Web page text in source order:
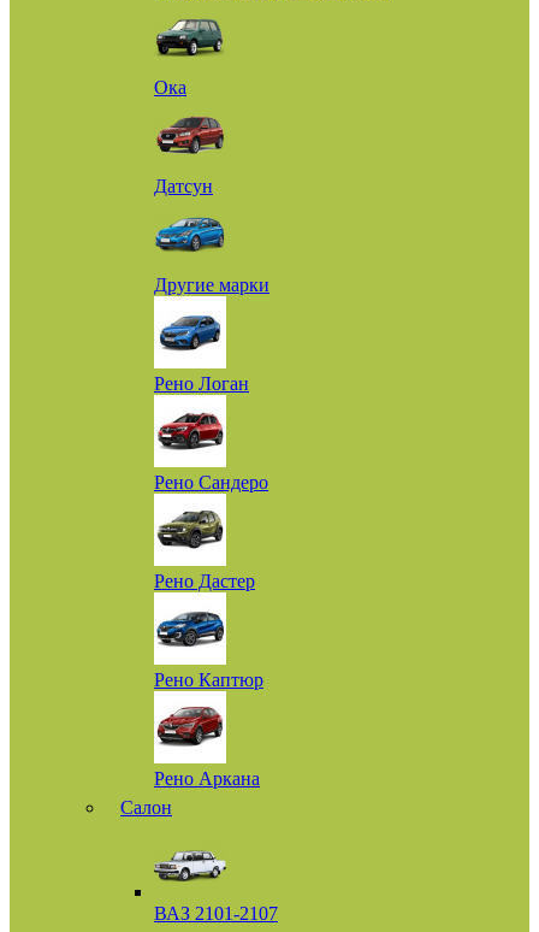
Ока
Датсун
Другие марки
Рено Логан
Рено Сандеро
Рено Дастер
Рено Каптюр
Рено Аркана
Салон
ВАЗ 2101-2107